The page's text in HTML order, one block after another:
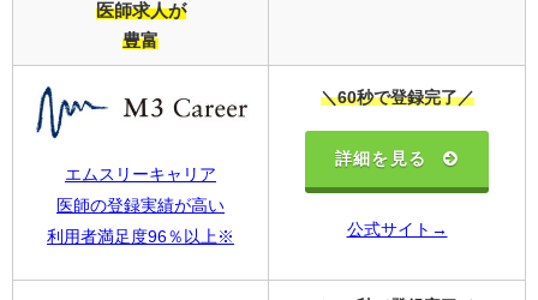
医師求人が
豊富
エムスリーキャリア
医師の登録実績が高い
利用者満足度96％以上※
＼60秒で登録完了／
詳細を見る
公式サイト→